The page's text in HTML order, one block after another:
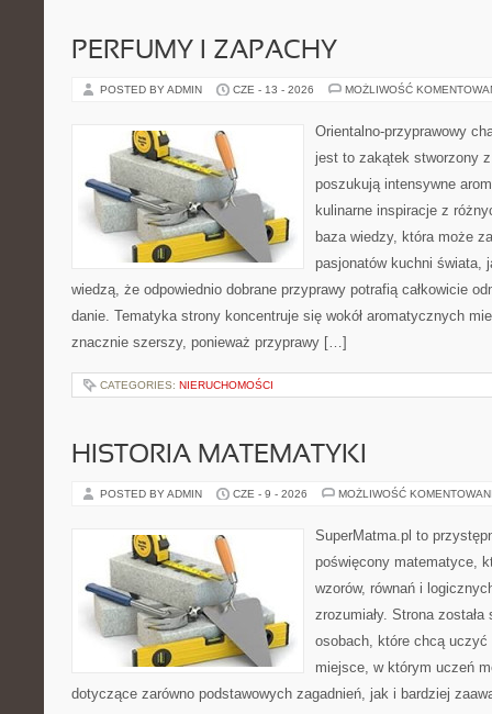
PERFUMY I ZAPACHY
POSTED BY ADMIN CZE - 13 - 2026 MOŻLIWOŚĆ
Orientalno-przyprawowy
jest to zakątek stworzony
poszukują intensywne
kulinarne inspiracje z
baza wiedzy, która może
pasjonatów kuchni świata,
wiedzą, że odpowiednio dobrane przyprawy potrafią całkowicie
danie. Tematyka strony koncentruje się wokół aromatycznych
znacznie szerszy, ponieważ przyprawy […]
CATEGORIES: NIERUCHOMOŚCI
HISTORIA MATEMATYKI
POSTED BY ADMIN CZE - 9 - 2026 MOŻLIWOŚĆ
SuperMatma.pl to
poświęcony matematyce,
wzorów, równań i
zrozumiały. Strona
osobach, które chcą
miejsce, w którym uczeń
dotyczące zarówno podstawowych zagadnień, jak i bardziej